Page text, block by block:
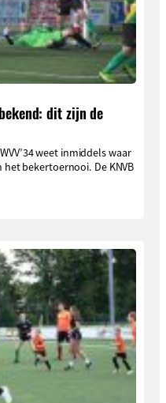
dit zijn de
weet inmiddels waar
het bekertoernooi. De KNVB